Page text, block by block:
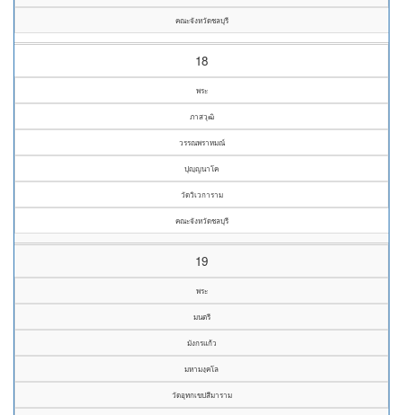
คณะจังหวัดชลบุรี
18
พระ
ภาสวุฒิ
วรรณพราหมณ์
ปุญฺญนาโค
วัดวิเวการาม
คณะจังหวัดชลบุรี
19
พระ
มนตรี
มังกรแก้ว
มหามงฺคโล
วัดอุทกเขปสีมาราม